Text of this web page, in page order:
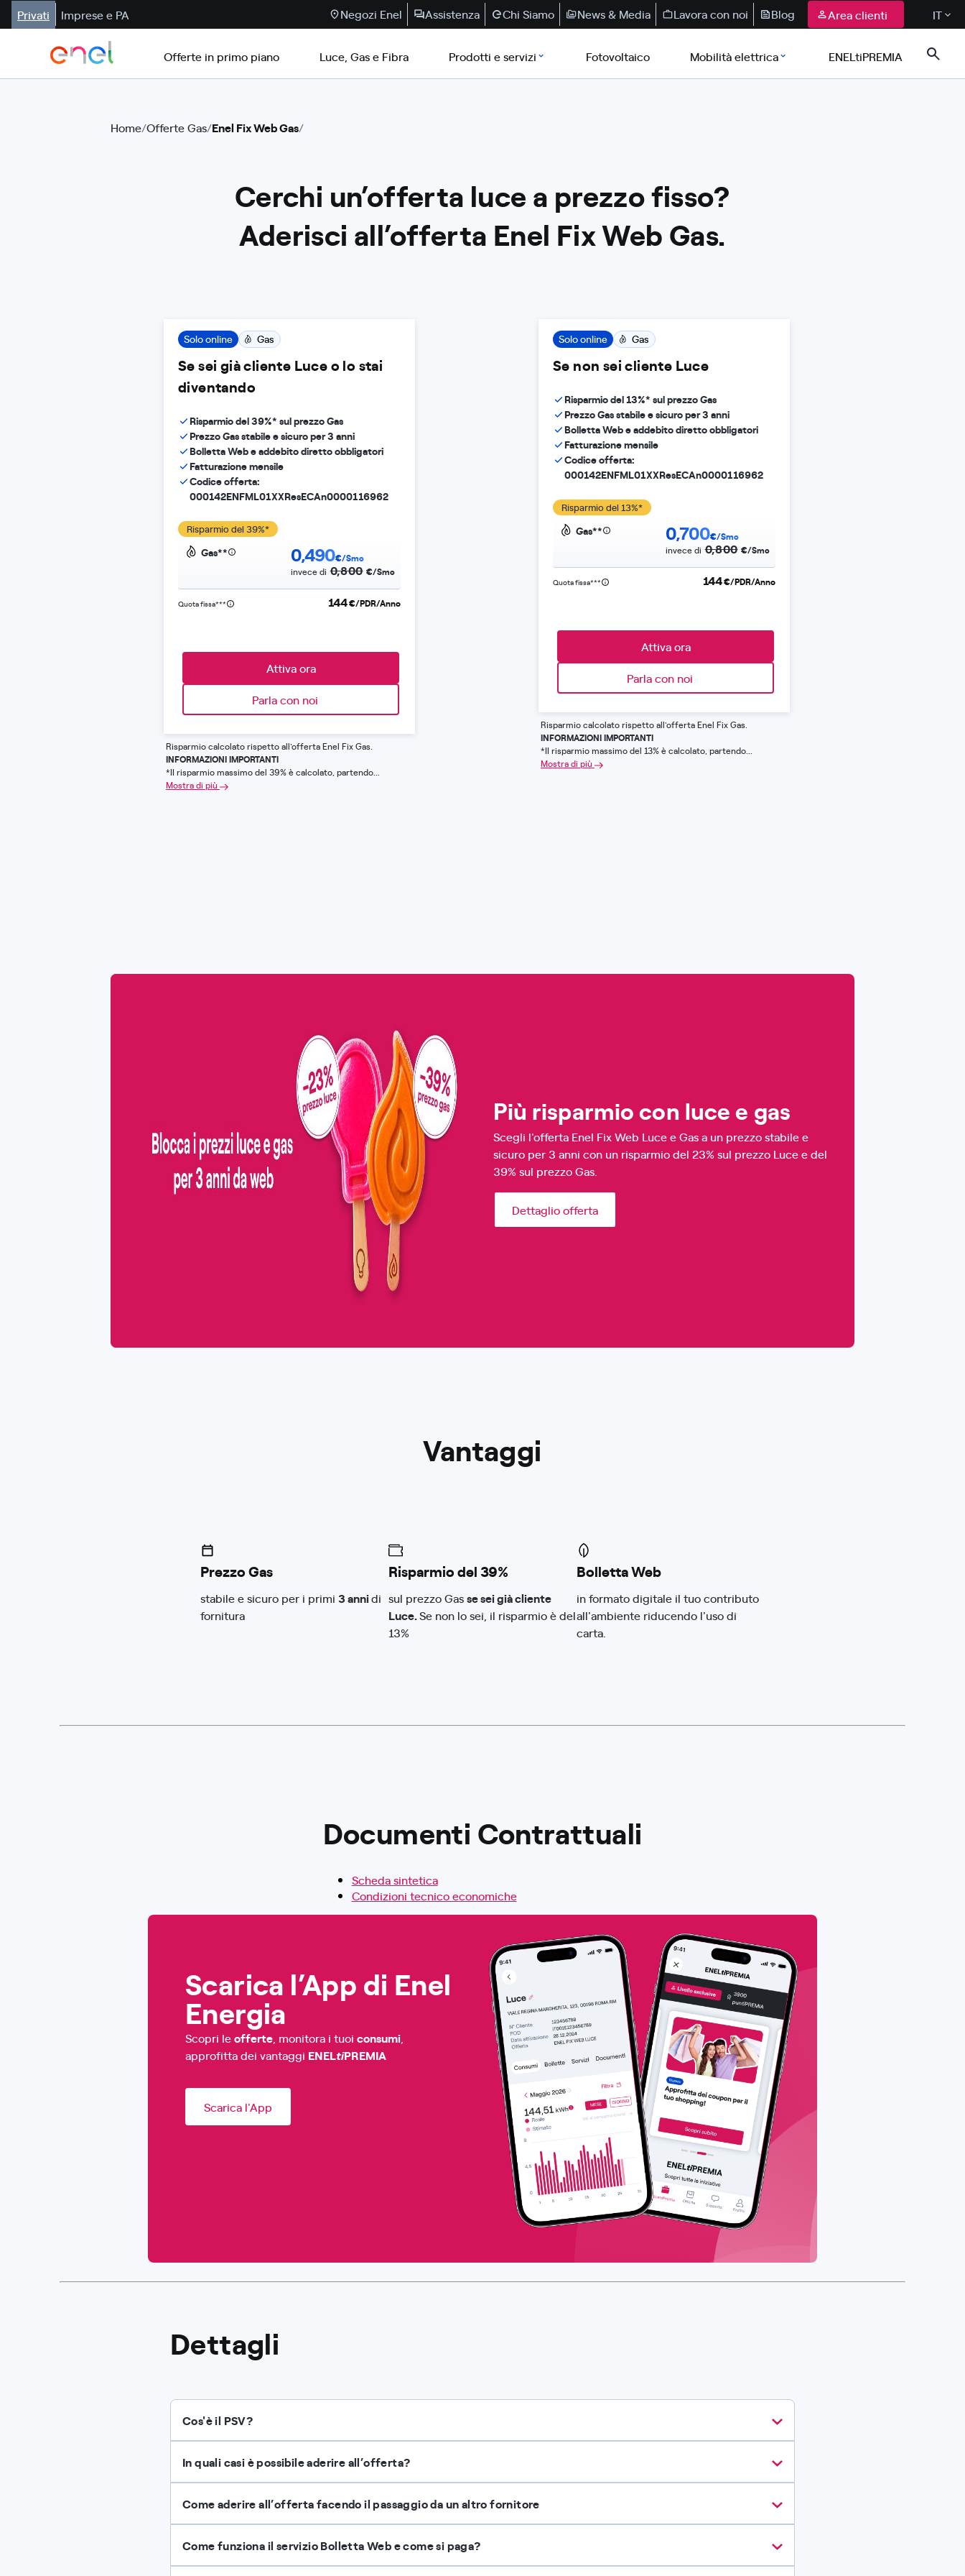
Privati Imprese e PA Negozi Enel Assistenza Chi Siamo News & Media Lavora con noi Blog Area clienti IT
Offerte in primo piano Luce, Gas e Fibra Prodotti e servizi Fotovoltaico Mobilità elettrica ENELtiPREMIA
Home/Offerte Gas/Enel Fix Web Gas/
Cerchi un’offerta luce a prezzo fisso?
Aderisci all’offerta Enel Fix Web Gas.
Solo online Gas
Se sei già cliente Luce o lo stai
diventando
Risparmio del 39%* sul prezzo Gas
Prezzo Gas stabile e sicuro per 3 anni
Bolletta Web e addebito diretto obbligatori
Fatturazione mensile
Codice offerta:
000142ENFML01XXResECAn0000116962
Risparmio del 39%*
Gas** 0,490€/Smc
invece di 0,800 €/Smc
Quota fissa*** 144€/PDR/Anno
Attiva ora
Parla con noi
Risparmio calcolato rispetto all'offerta Enel Fix Gas.
INFORMAZIONI IMPORTANTI
*II risparmio massimo del 39% è calcolato, partendo...
Mostra di più
Solo online Gas
Se non sei cliente Luce
Risparmio del 13%* sul prezzo Gas
Prezzo Gas stabile e sicuro per 3 anni
Bolletta Web e addebito diretto obbligatori
Fatturazione mensile
Codice offerta:
000142ENFML01XXResECAn0000116962
Risparmio del 13%*
Gas** 0,700€/Smc
invece di 0,800 €/Smc
Quota fissa*** 144€/PDR/Anno
Attiva ora
Parla con noi
Risparmio calcolato rispetto all'offerta Enel Fix Gas.
INFORMAZIONI IMPORTANTI
*II risparmio massimo del 13% è calcolato, partendo...
Mostra di più
Più risparmio con luce e gas
Scegli l'offerta Enel Fix Web Luce e Gas a un prezzo stabile e
sicuro per 3 anni con un risparmio del 23% sul prezzo Luce e del
39% sul prezzo Gas.
Dettaglio offerta
Vantaggi
Prezzo Gas
stabile e sicuro per i primi 3 annidi
fornitura
Risparmio del 39%
sul prezzo Gasse sei già cliente
Luce.Se non lo sei, il risparmio è del
13%
Bolletta Web
in formato digitale il tuo contributo
all'ambiente riducendo l'uso di
carta.
Documenti Contrattuali
Scheda sintetica
Condizioni tecnico economiche
Scarica l’App di Enel
Energia
Scopri leofferte , monitora i tuoi consumi
approfitta dei vantaggi ENELtiPREMIA
Scarica l'App
Dettagli
Cos'è il PSV?
In quali casi è possibile aderire all’offerta?
Come aderire all’offerta facendo il passaggio da un altro fornitore
Come funziona il servizio Bolletta Web e come si paga?